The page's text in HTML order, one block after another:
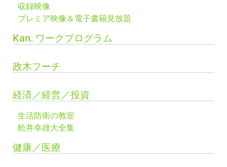
収録映像
プレミア映像＆電子書籍見放題
Kan. ワークプログラム
政木フーチ
経済／経営／投資
生活防衛の教室
舩井幸雄大全集
健康／医療